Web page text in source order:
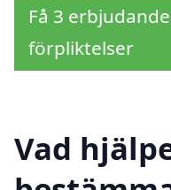
Få 3
förpliktelser
Vad